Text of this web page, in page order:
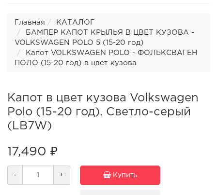
Главная
КАТАЛОГ
БАМПЕР КАПОТ КРЫЛЬЯ В ЦВЕТ КУЗОВА -
VOLKSWAGEN POLO 5 (15-20 год)
Капот VOLKSWAGEN POLO - ФОЛЬКСВАГЕН
ПОЛО (15-20 год) в цвет кузова
Капот в цвет кузова Volkswagen
Polo (15-20 год). Светло-серый
(LB7W)
17,490 ₽
- + Купить